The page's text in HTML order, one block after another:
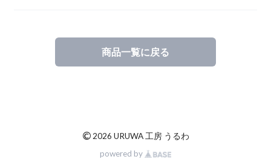
商品一覧に戻る
© 2026 URUWA 工房 うるわ
powered by